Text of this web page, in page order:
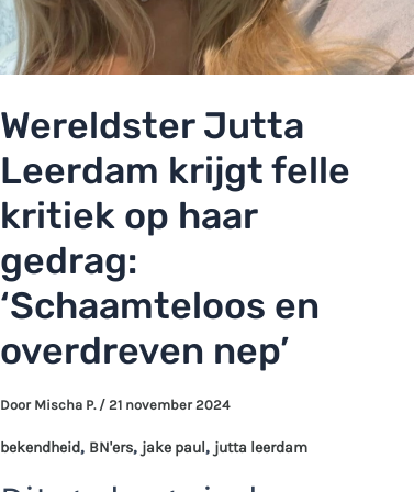
Wereldster Jutta
Leerdam krijgt felle
kritiek op haar
gedrag:
‘Schaamteloos en
overdreven nep’
Door Mischa P. / 21 november 2024
bekendheid, BN'ers, jake paul, jutta leerdam